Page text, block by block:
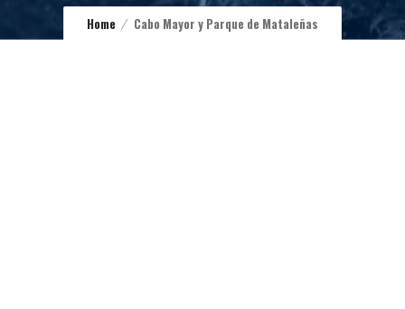
Home Cabo Mayor y Parque de Mataleñas